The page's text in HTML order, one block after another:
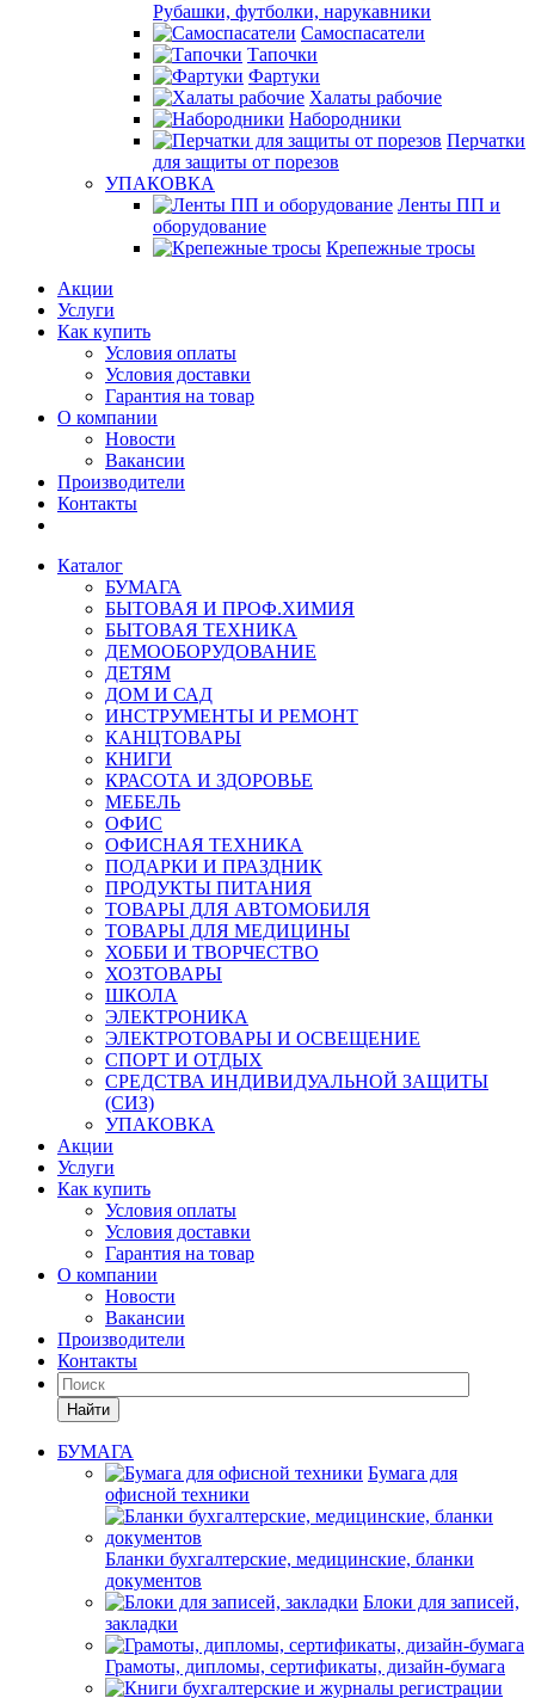
Рубашки, футболки, нарукавники
Самоспасатели
Тапочки
Фартуки
Халаты рабочие
Набородники
Перчатки
для защиты от порезов
УПАКОВКА
Ленты ПП и
оборудование
Крепежные тросы
Акции
Услуги
Как купить
Условия оплаты
Условия доставки
Гарантия на товар
О компании
Новости
Вакансии
Производители
Контакты
Каталог
БУМАГА
БЫТОВАЯ И ПРОФ.ХИМИЯ
БЫТОВАЯ ТЕХНИКА
ДЕМООБОРУДОВАНИЕ
ДЕТЯМ
ДОМ И САД
ИНСТРУМЕНТЫ И РЕМОНТ
КАНЦТОВАРЫ
КНИГИ
КРАСОТА И ЗДОРОВЬЕ
МЕБЕЛЬ
ОФИС
ОФИСНАЯ ТЕХНИКА
ПОДАРКИ И ПРАЗДНИК
ПРОДУКТЫ ПИТАНИЯ
ТОВАРЫ ДЛЯ АВТОМОБИЛЯ
ТОВАРЫ ДЛЯ МЕДИЦИНЫ
ХОББИ И ТВОРЧЕСТВО
ХОЗТОВАРЫ
ШКОЛА
ЭЛЕКТРОНИКА
ЭЛЕКТРОТОВАРЫ И ОСВЕЩЕНИЕ
СПОРТ И ОТДЫХ
СРЕДСТВА ИНДИВИДУАЛЬНОЙ ЗАЩИТЫ
(СИЗ)
УПАКОВКА
Акции
Услуги
Как купить
Условия оплаты
Условия доставки
Гарантия на товар
О компании
Новости
Вакансии
Производители
Контакты
Найти
БУМАГА
Бумага для
офисной техники
Бланки бухгалтерские, медицинские, бланки
документов
Блоки для записей,
закладки
Грамоты, дипломы, сертификаты, дизайн-бумага